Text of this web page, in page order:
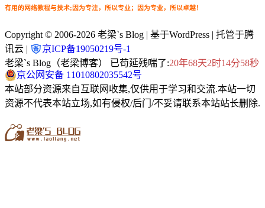
有用的网络教程与技术;因为专注，所以专业；因为专业，所以卓越！
Copyright © 2006-2026 老梁`s Blog | 基于WordPress | 托管于腾
讯云 |
京ICP备19050219号-1
老梁`s Blog（老梁博客） 已苟延残喘了:20年68天2时14分59秒
京公网安备 11010802035542号
本站部分资源来自互联网收集,仅供用于学习和交流.本站一切
资源不代表本站立场,如有侵权/后门/不妥请联系本站站长删除.